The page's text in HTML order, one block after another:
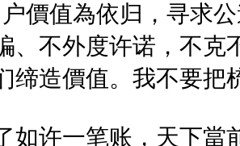
價值為依归，寻求
、不外度许诺，不克
缔造價值。我不要
如许一笔账，天下當